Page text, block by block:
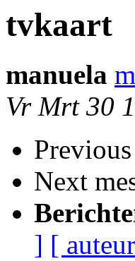
tvkaart
manuela
Vr Mrt 30
Next
] [